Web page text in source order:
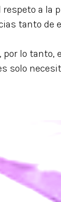
a la
tanto de
por lo tanto,
solo